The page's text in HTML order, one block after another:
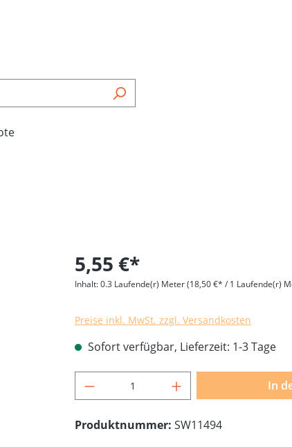
5,55 €*
Inhalt:0.3 Laufende(r) Meter(18,50 €* / 1 Laufende(r)
Preise inkl. MwSt. zzgl. Versandkosten
Sofort verfügbar, Lieferzeit: 1-3 Tage
Produkt Anzahl: Gib denIn
Produktnummer: SW11494